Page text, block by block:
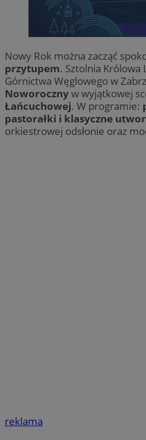
Nowy Rok można zacząć
przytupem. Sztolnia Królowa
Górnictwa Węglowego w
Noworocznyw wyjątkowej
Łańcuchowej. W programie:
pastorałki i klasyczne
orkiestrowej odsłonie oraz
reklama